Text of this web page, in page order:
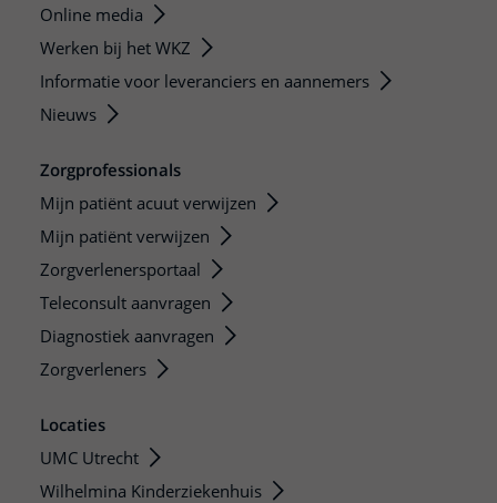
Online media
Werken bij het WKZ
Informatie voor leveranciers en aannemers
Nieuws
Zorgprofessionals
Mijn patiënt acuut verwijzen
Mijn patiënt verwijzen
Zorgverlenersportaal
Teleconsult aanvragen
Diagnostiek aanvragen
Zorgverleners
Locaties
UMC Utrecht
Wilhelmina Kinderziekenhuis